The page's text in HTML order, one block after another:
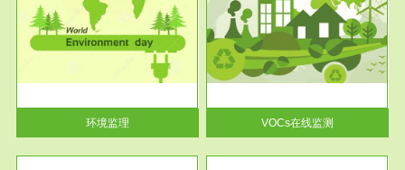
环境监理
VOCs在线监测
根据《重点区域大气污染防
治“十二五”规划》有机废气净化
率达...
VOCs在线监测